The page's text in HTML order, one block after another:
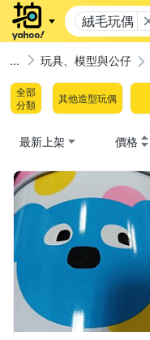
絨毛玩偶
玩具、模型與公仔
全部
分類
其他造型玩偶
最新上架 價格